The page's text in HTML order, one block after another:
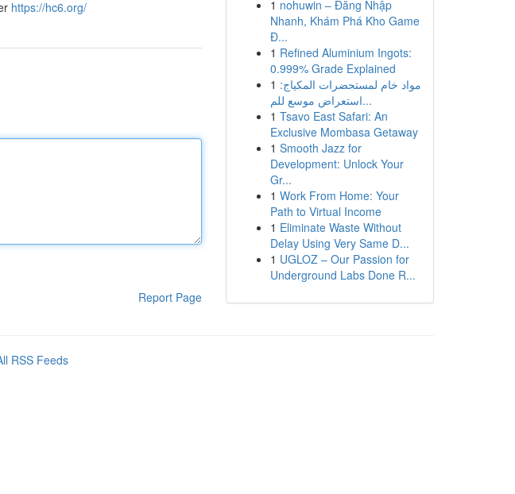
https://hc6.org/
Report Page
1 nohuwin – Đăng Nhập
Nhanh, Khám Phá Kho Game
Đ...
1 Refined Aluminium Ingots:
0.999% Grade Explained
1 مواد خام لمستحضرات المكياج:
استعراض موسع للم...
1 Tsavo East Safari: An
Exclusive Mombasa Getaway
1 Smooth Jazz for
Development: Unlock Your
Gr...
1 Work From Home: Your
Path to Virtual Income
1 Eliminate Waste Without
Delay Using Very Same D...
1 UGLOZ – Our Passion for
Underground Labs Done R...
RSS Feeds